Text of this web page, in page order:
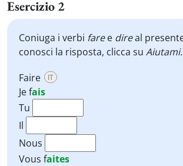
Esercizio 2
Coniuga i verbi faree direal
conosci la risposta, clicca su Aiutami.
Faire
IT
Jefais
Tu
Il
Nous
Vous faites